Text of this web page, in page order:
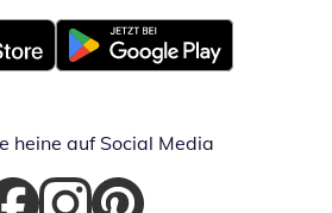
Fenster
Öffnet in neuem Fenster
heine auf Social Media